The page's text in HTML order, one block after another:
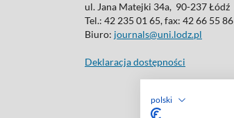
polski
ul. Jana Matejki 34a, 90-237 Łódź
Tel.: 42 235 01 65, fax: 42 66 55 86
Biuro: journals@uni.lodz.pl
Deklaracja dostępności